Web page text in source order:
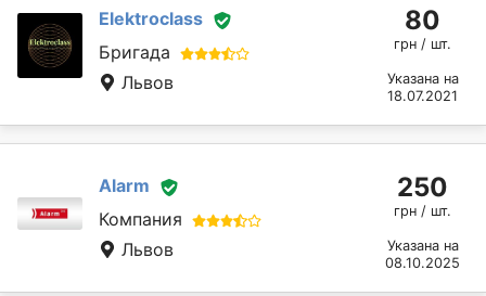
Elektroclass
Бригада
Львов
80
грн / шт.
Указана на
18.07.2021
Alarm
Компания
Львов
250
грн / шт.
Указана на
08.10.2025